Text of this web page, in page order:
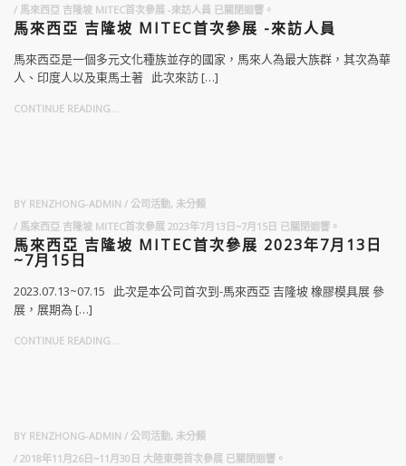
馬來西亞 吉隆坡 MITEC首次參展 -來訪人員 已關閉迴響。
馬來西亞 吉隆坡 MITEC首次參展 -來訪人員
馬來西亞是一個多元文化種族並存的國家，馬來人為最大族群，其次為華
人、印度人以及東馬土著 此次來訪 […]
CONTINUE READING...
BY RENZHONG-ADMIN 公司活動, 未分類
馬來西亞 吉隆坡 MITEC首次參展 2023年7月13日~7月15日 已關閉迴響。
馬來西亞 吉隆坡 MITEC首次參展 2023年7月13日
~7月15日
2023.07.13~07.15 此次是本公司首次到-馬來西亞 吉隆坡 橡膠模具展 參
展，展期為 […]
CONTINUE READING...
BY RENZHONG-ADMIN 公司活動, 未分類
2018年11月26日~11月30日 大陸東莞首次參展 已關閉迴響。